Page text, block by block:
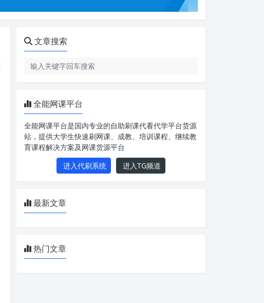
文章搜索
全能网课平台
全能网课平台是国内专业的自助刷课代看代学平台货源
站，提供大学生快速刷网课、成教、培训课程、继续教
育课程解决方案及网课货源平台
进入代刷系统
进入TG频道
最新文章
热门文章